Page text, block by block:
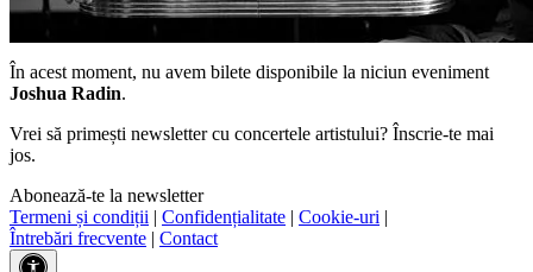
În acest moment, nu avem bilete disponibile la niciun eveniment
Joshua Radin.
Vrei să primești newsletter cu concertele artistului? Înscrie-te mai
jos.
Abonează-te la newsletter
Termeni și condiții | Confidențialitate | Cookie-uri |
Întrebări frecvente | Contact